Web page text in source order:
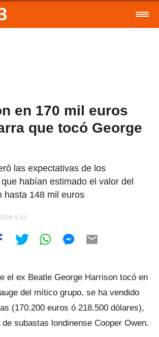
en 170 mil euros
que tocó George
las expectativas de los
habían estimado el valor del
hasta 148 mil euros
9:19
el ex Beatle George Harrison tocó en
del mítico grupo, se ha vendido
(170.200 euros ó 218.500 dólares),
subastas londinense Cooper Owen.